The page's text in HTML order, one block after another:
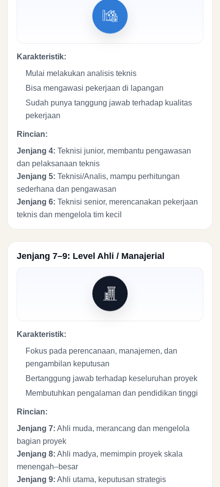
Karakteristik:
Mulai melakukan analisis teknis
Bisa mengawasi pekerjaan di lapangan
Sudah punya tanggung jawab terhadap kualitas
pekerjaan
Rincian:
Jenjang 4: Teknisi junior, membantu pengawasan
dan pelaksanaan teknis
Jenjang 5: Teknisi/Analis, mampu perhitungan
sederhana dan pengawasan
Jenjang 6: Teknisi senior, merencanakan pekerjaan
teknis dan mengelola tim kecil
Jenjang 7–9: Level Ahli / Manajerial
Karakteristik:
Fokus pada perencanaan, manajemen, dan
pengambilan keputusan
Bertanggung jawab terhadap keseluruhan proyek
Membutuhkan pengalaman dan pendidikan tinggi
Rincian:
Jenjang 7: Ahli muda, merancang dan mengelola
bagian proyek
Jenjang 8: Ahli madya, memimpin proyek skala
menengah–besar
Jenjang 9: Ahli utama, keputusan strategis